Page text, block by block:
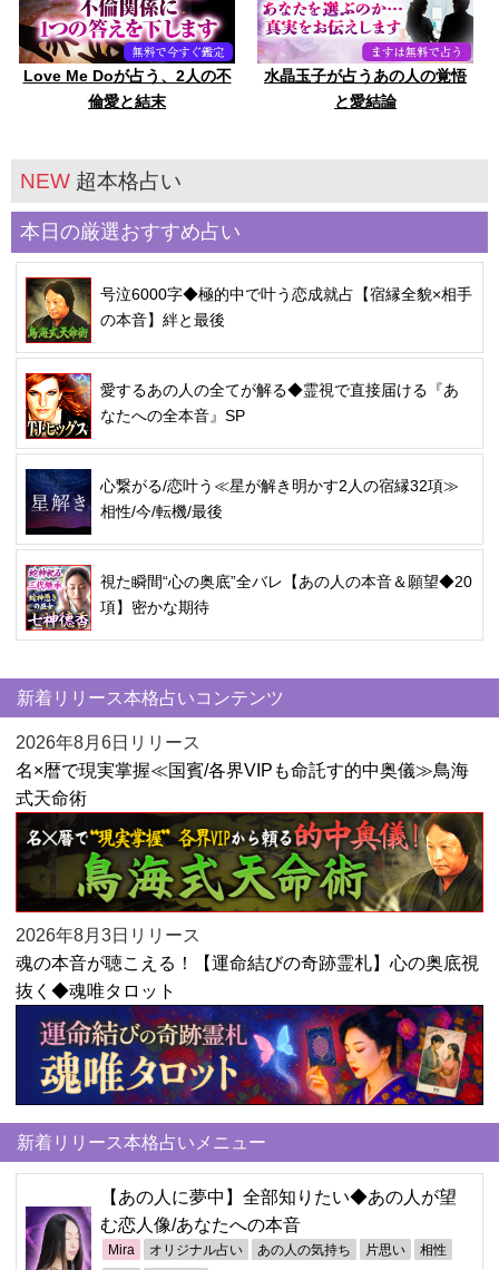
Love Me Doが占う、2人の不
倫愛と結末
水晶玉子が占うあの人の覚悟
と愛結論
NEW 超本格占い
本日の厳選おすすめ占い
号泣6000字◆極的中で叶う恋成就占【宿縁全貌×相手
の本音】絆と最後
愛するあの人の全てが解る◆霊視で直接届ける『あ
なたへの全本音』SP
心繋がる/恋叶う≪星が解き明かす2人の宿縁32項≫
相性/今/転機/最後
視た瞬間“心の奥底”全バレ【あの人の本音＆願望◆20
項】密かな期待
新着リリース本格占いコンテンツ
2026年8月6日リリース
名×暦で現実掌握≪国賓/各界VIPも命託す的中奥儀≫鳥海
式天命術
2026年8月3日リリース
魂の本音が聴こえる！【運命結びの奇跡霊札】心の奥底視
抜く◆魂唯タロット
新着リリース本格占いメニュー
【あの人に夢中】全部知りたい◆あの人が望
む恋人像/あなたへの本音
Mira オリジナル占い あの人の気持ち 片思い 相性